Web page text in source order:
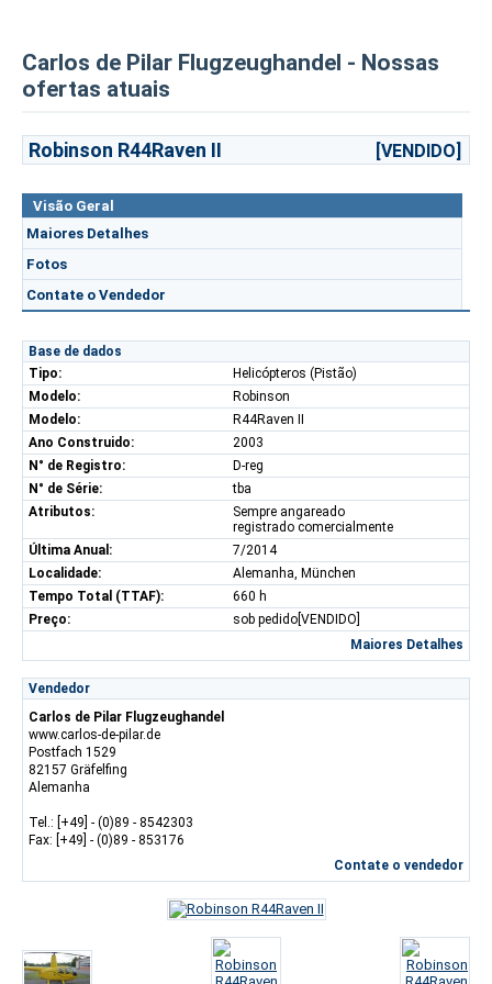
Carlos de Pilar Flugzeughandel - Nossas
ofertas atuais
Robinson R44Raven II [VENDIDO]
Visão Geral
Maiores Detalhes
Fotos
Contate o Vendedor
Base de dados
Tipo:
Helicópteros (Pistão)
Modelo:
Robinson
Modelo:
R44Raven II
Ano Construido:
2003
N° de Registro:
D-reg
N° de Série:
tba
Atributos:
Sempre angareado
registrado comercialmente
Última Anual:
7/2014
Localidade:
Alemanha, München
Tempo Total (TTAF):
660 h
Preço:
sob pedido[VENDIDO]
Maiores Detalhes
Vendedor
Carlos de Pilar Flugzeughandel
www.carlos-de-pilar.de
Postfach 1529
82157 Gräfelfing
Alemanha
Tel.: [+49] - (0)89 - 8542303
Fax: [+49] - (0)89 - 853176
Contate o vendedor